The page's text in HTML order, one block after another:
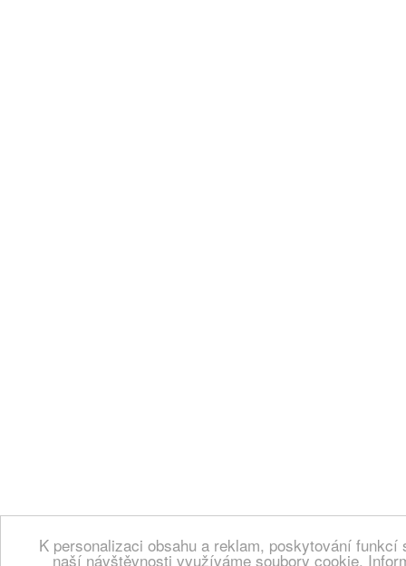
K personalizaci obsahu a reklam, poskytování
naší návštěvnosti využíváme soubory cookie.